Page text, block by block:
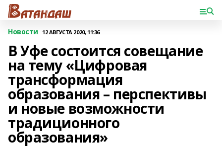
Новости 12 АВГУСТА 2020, 11:36
В Уфе состоится совещание
на тему «Цифровая
трансформация
образования – перспективы
и новые возможности
традиционного
образования»